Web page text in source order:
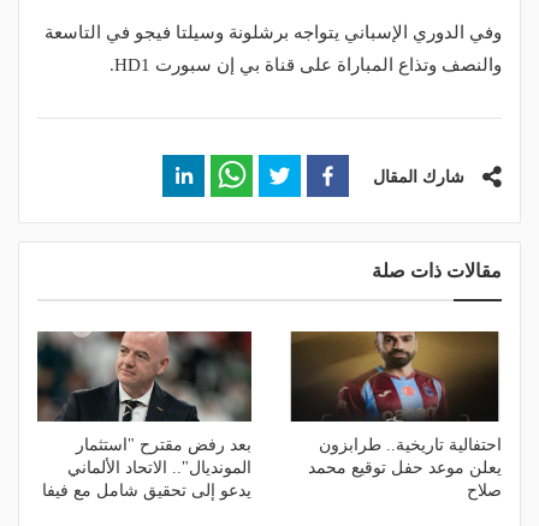
وفي الدوري الإسباني يتواجه برشلونة وسيلتا فيجو في التاسعة
والنصف وتذاع المباراة على قناة بي إن سبورت HD1.
شارك المقال
مقالات ذات صلة
احتفالية تاريخية.. طرابزون
يعلن موعد حفل توقيع محمد
صلاح
بعد رفض مقترح "استثمار
المونديال".. الاتحاد الألماني
يدعو إلى تحقيق شامل مع فيفا